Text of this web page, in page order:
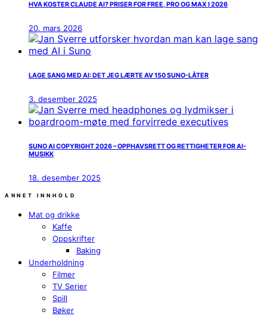
HVA KOSTER CLAUDE AI? PRISER FOR FREE, PRO OG MAX I 2026
20. mars 2026
LAGE SANG MED AI: DET JEG LÆRTE AV 150 SUNO-LÅTER
3. desember 2025
SUNO AI COPYRIGHT 2026 – OPPHAVSRETT OG RETTIGHETER FOR AI-
MUSIKK
18. desember 2025
ANNET INNHOLD
Mat og drikke
Kaffe
Oppskrifter
Baking
Underholdning
Filmer
TV Serier
Spill
Bøker